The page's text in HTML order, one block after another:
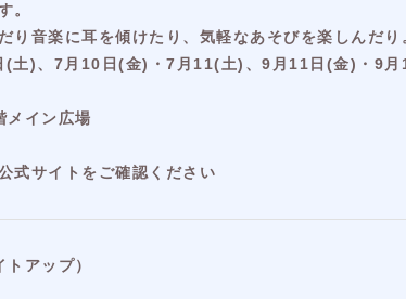
。
り音楽に耳を傾けたり、気軽なあそびを楽しんだ
(土)、7月10日(金)・7月11(土)、9月11日(金)・9月
メイン広場
式サイトをご確認ください
アップ）